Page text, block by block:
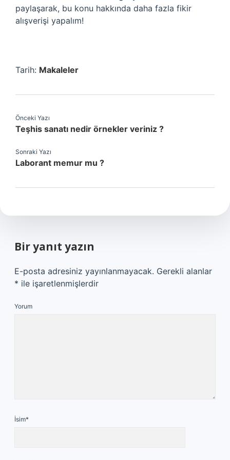
paylaşarak, bu konu hakkında daha fazla fikir
alışverişi yapalım!
Tarih: Makaleler
Önceki Yazı
Teşhis sanatı nedir örnekler veriniz ?
Sonraki Yazı
Laborant memur mu ?
Bir yanıt yazın
E-posta adresiniz yayınlanmayacak. Gerekli alanlar
* ile işaretlenmişlerdir
Yorum
İsim*